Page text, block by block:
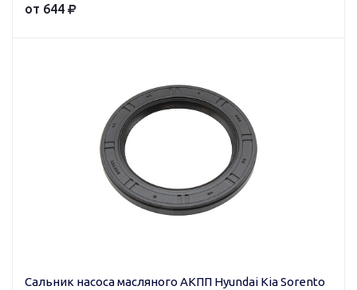
от 644
Сальник насоса масляного АКПП Hyundai Kia Sorento